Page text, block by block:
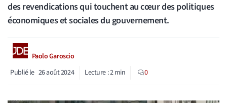
des revendications qui touchent au cœur des politiques
économiques et sociales du gouvernement.
Paolo Garoscio
Publié le 26 août 2024 Lecture :2min 0